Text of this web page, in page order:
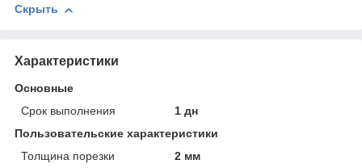
Скрыть
Характеристики
Основные
Срок выполнения
1 дн
Пользовательские характеристики
Толщина порезки
2 мм